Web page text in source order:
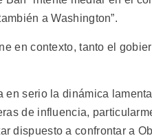
a Washington”.
en contexto, tanto el
en serio la dinámica
de influencia,
dispuesto a confrontar a